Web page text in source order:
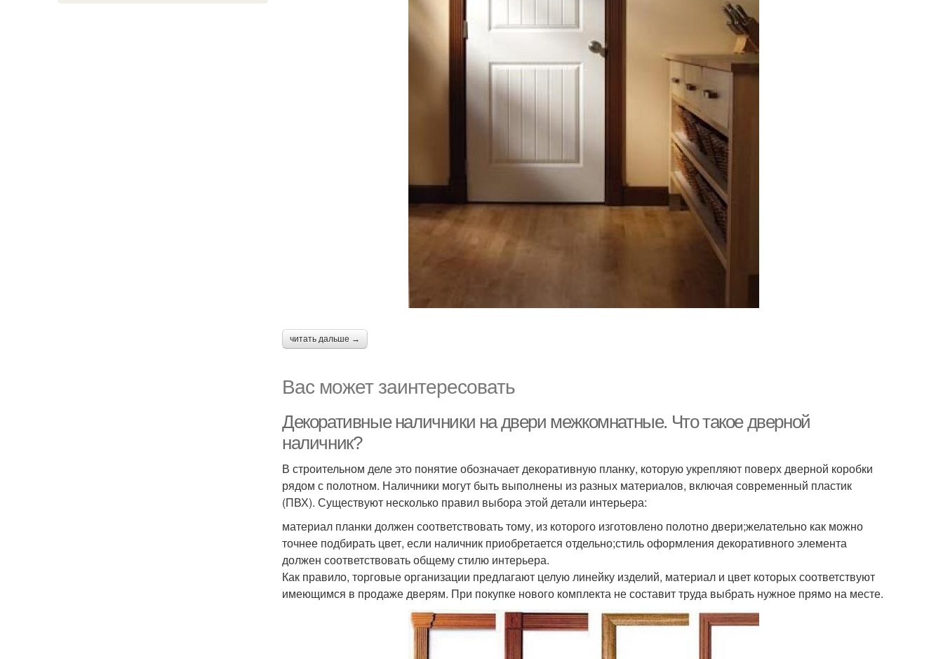
читать дальше →
Вас может заинтересовать
Декоративные наличники на двери межкомнатные. Что такое дверной
наличник?
В строительном деле это понятие обозначает декоративную планку, которую укрепляют поверх дверной коробки
рядом с полотном. Наличники могут быть выполнены из разных материалов, включая современный пластик
(ПВХ). Существуют несколько правил выбора этой детали интерьера:
материал планки должен соответствовать тому, из которого изготовлено полотно двери;желательно как можно
точнее подбирать цвет, если наличник приобретается отдельно;стиль оформления декоративного элемента
должен соответствовать общему стилю интерьера.
Как правило, торговые организации предлагают целую линейку изделий, материал и цвет которых соответствуют
имеющимся в продаже дверям. При покупке нового комплекта не составит труда выбрать нужное прямо на месте.